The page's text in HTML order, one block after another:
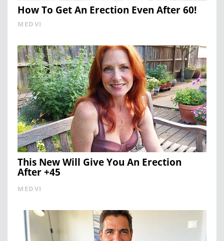
How To Get An Erection Even After 60!
MEDVI
This New Will Give You An Erection
After +45
MEDVI